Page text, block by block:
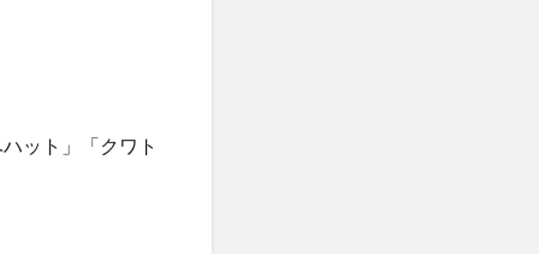
ット」「クワト